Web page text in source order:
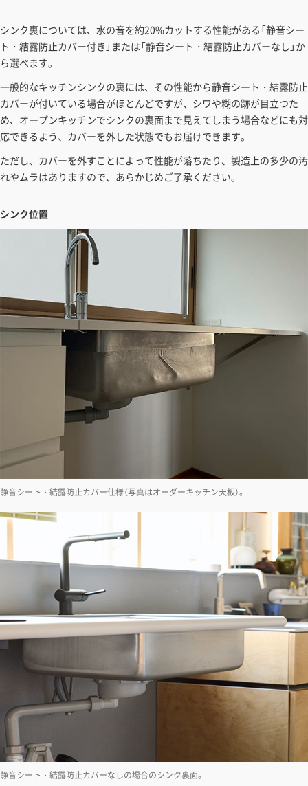
シンク裏については、水の音を約20%カットする性能がある「静音シー
ト・結露防止カバー付き」または「静音シート・結露防止カバーなし」か
ら選べます。
一般的なキッチンシンクの裏には、その性能から静音シート・結露防止
カバーが付いている場合がほとんどですが、シワや糊の跡が目立つた
め、オープンキッチンでシンクの裏面まで見えてしまう場合などにも対
応できるよう、カバーを外した状態でもお届けできます。
ただし、カバーを外すことによって性能が落ちたり、製造上の多少の汚
れやムラはありますので、あらかじめご了承ください。
シンク位置
静音シート・結露防止カバー仕様（写真はオーダーキッチン天板）。
静音シート・結露防止カバーなしの場合のシンク裏面。